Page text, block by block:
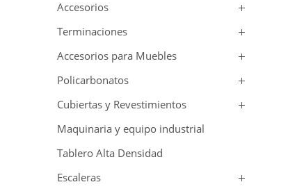
Accesorios
Terminaciones
Accesorios para Muebles
Policarbonatos
Cubiertas y Revestimientos
Maquinaria y equipo industrial
Tablero Alta Densidad
Escaleras